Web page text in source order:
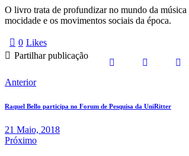
O livro trata de profundizar no mundo da música
mocidade e os movimentos sociais da época.
0 Likes
Partilhar publicação
Anterior
Raquel Bello participa no Forum de Pesquisa da UniRitter
21 Maio, 2018
Próximo